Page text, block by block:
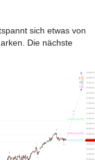
sich etwas von
Die nächste